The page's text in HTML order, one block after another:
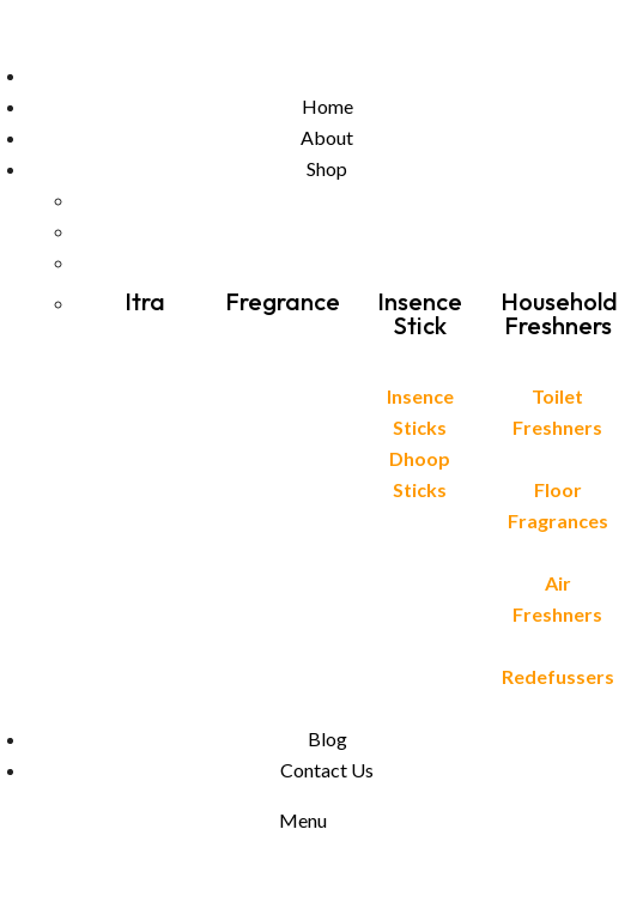
Home
About
Shop
Itra Fregrance
Insence
Stick
Insence
Sticks
Dhoop
Sticks
Household
Freshners
Toilet
Freshners
Floor
Fragrances
Air
Freshners
Redefussers
Blog
Contact Us
Menu